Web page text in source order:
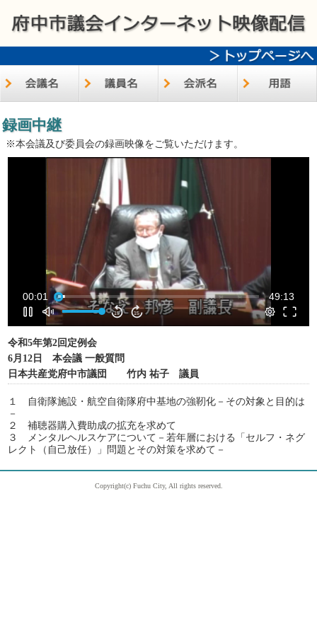
録画中継
※本会議及び委員会の録画映像をご覧いただけます。
00:01 49:13
15 15
令和5年第2回定例会
6月12日 本会議 一般質問
日本共産党府中市議団 竹内 祐子 議員
１ 自衛隊施設・航空自衛隊府中基地の強靭化－その対象と目的は
－
２ 補聴器購入費助成の拡充を求めて
３ メンタルヘルスケアについて－若年層における「セルフ・ネグ
レクト（自己放任）」問題とその対策を求めて－
Copyright(c) Fuchu City, All rights reserved.